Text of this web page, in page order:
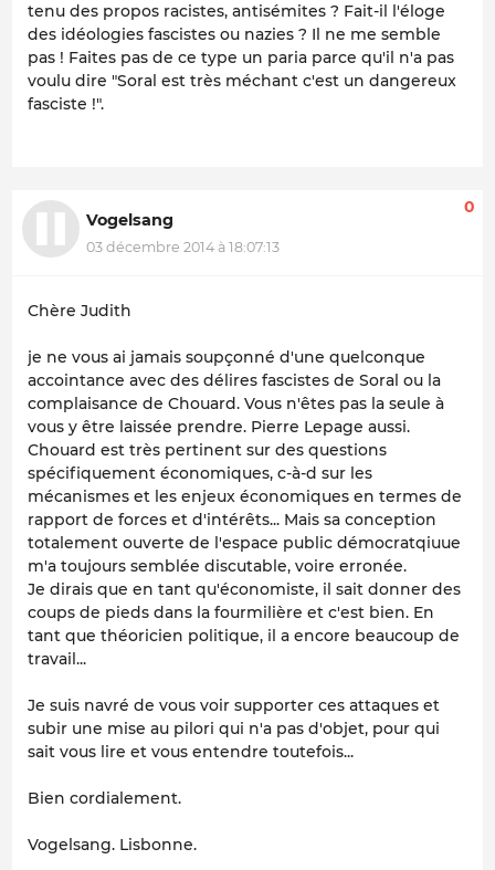
tenu des propos racistes, antisémites ? Fait-il l'éloge
des idéologies fascistes ou nazies ? Il ne me semble
pas ! Faites pas de ce type un paria parce qu'il n'a pas
voulu dire "Soral est très méchant c'est un dangereux
fasciste !".
Vogelsang
03 décembre 2014 à 18:07:13
0
Chère Judith
je ne vous ai jamais soupçonné d'une quelconque
accointance avec des délires fascistes de Soral ou la
complaisance de Chouard. Vous n'êtes pas la seule à
vous y être laissée prendre. Pierre Lepage aussi.
Chouard est très pertinent sur des questions
spécifiquement économiques, c-à-d sur les
mécanismes et les enjeux économiques en termes de
rapport de forces et d'intérêts... Mais sa conception
totalement ouverte de l'espace public démocratqiuue
m'a toujours semblée discutable, voire erronée.
Je dirais que en tant qu'économiste, il sait donner des
coups de pieds dans la fourmilière et c'est bien. En
tant que théoricien politique, il a encore beaucoup de
travail...
Je suis navré de vous voir supporter ces attaques et
subir une mise au pilori qui n'a pas d'objet, pour qui
sait vous lire et vous entendre toutefois...
Bien cordialement.
Vogelsang. Lisbonne.